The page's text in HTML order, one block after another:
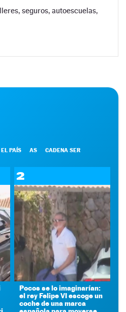
seguros, autoescuelas,
EL PAÍS AS CADENA SER
2
Pocos se lo imaginarían:
el rey Felipe VI escoge un
coche de una marca